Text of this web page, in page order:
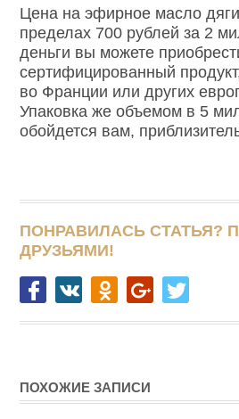
Цена на эфирное масло
пределах 700 рублей за 2
деньги вы можете
сертифицированный
во Франции или других
Упаковка же объемом в 5
обойдется вам,
ПОНРАВИЛАСЬ СТАТЬЯ?
ДРУЗЬЯМИ!
ПОХОЖИЕ ЗАПИСИ